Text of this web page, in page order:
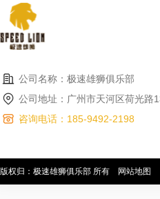
公司名称：极速雄狮俱乐部
公司地址：广州市天河区荷光路
咨询电话：185-9492-2198
版权归：极速雄狮俱乐部 所有 网站地图